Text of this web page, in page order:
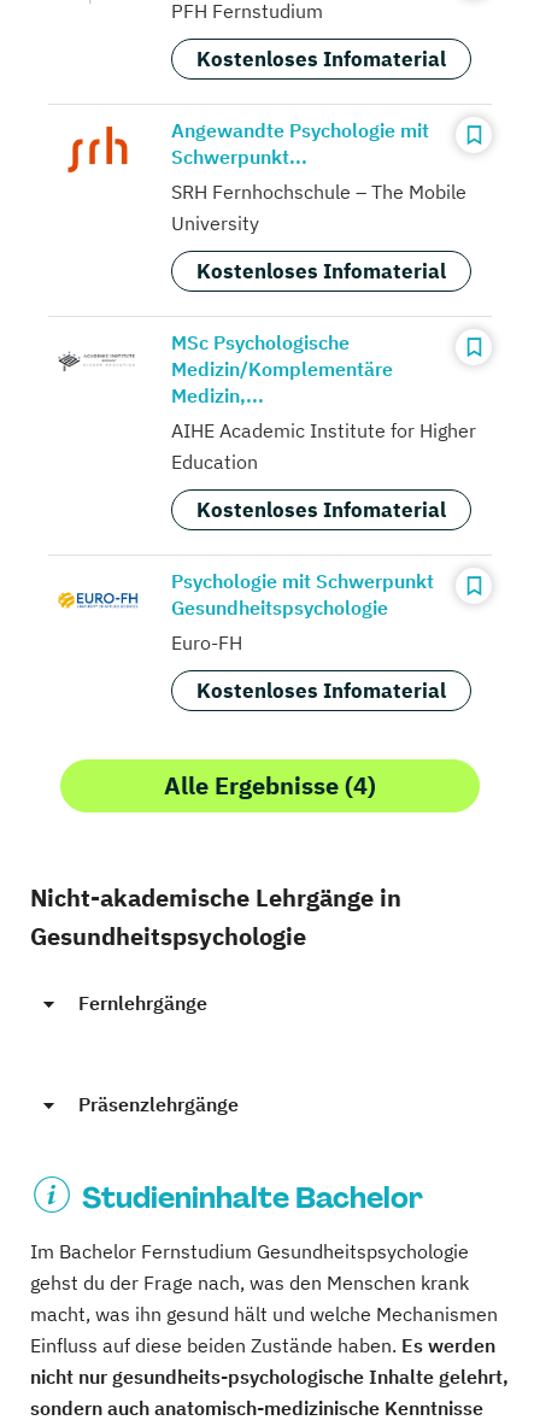
PFH Fernstudium
Kostenloses Infomaterial
Angewandte Psychologie mit
Schwerpunkt...
SRH Fernhochschule – The Mobile
University
Kostenloses Infomaterial
MSc Psychologische
Medizin/Komplementäre
Medizin,...
AIHE Academic Institute for Higher
Education
Kostenloses Infomaterial
Psychologie mit Schwerpunkt
Gesundheitspsychologie
Euro-FH
Kostenloses Infomaterial
Alle Ergebnisse (4)
Nicht-akademische Lehrgänge in
Gesundheitspsychologie
Fernlehrgänge
Präsenzlehrgänge
Studieninhalte Bachelor
Im Bachelor Fernstudium Gesundheitspsychologie
gehst du der Frage nach, was den Menschen krank
macht, was ihn gesund hält und welche Mechanismen
Einfluss auf diese beiden Zustände haben. Es werden
nicht nur gesundheits-psychologische Inhalte gelehrt,
sondern auch anatomisch-medizinische Kenntnisse